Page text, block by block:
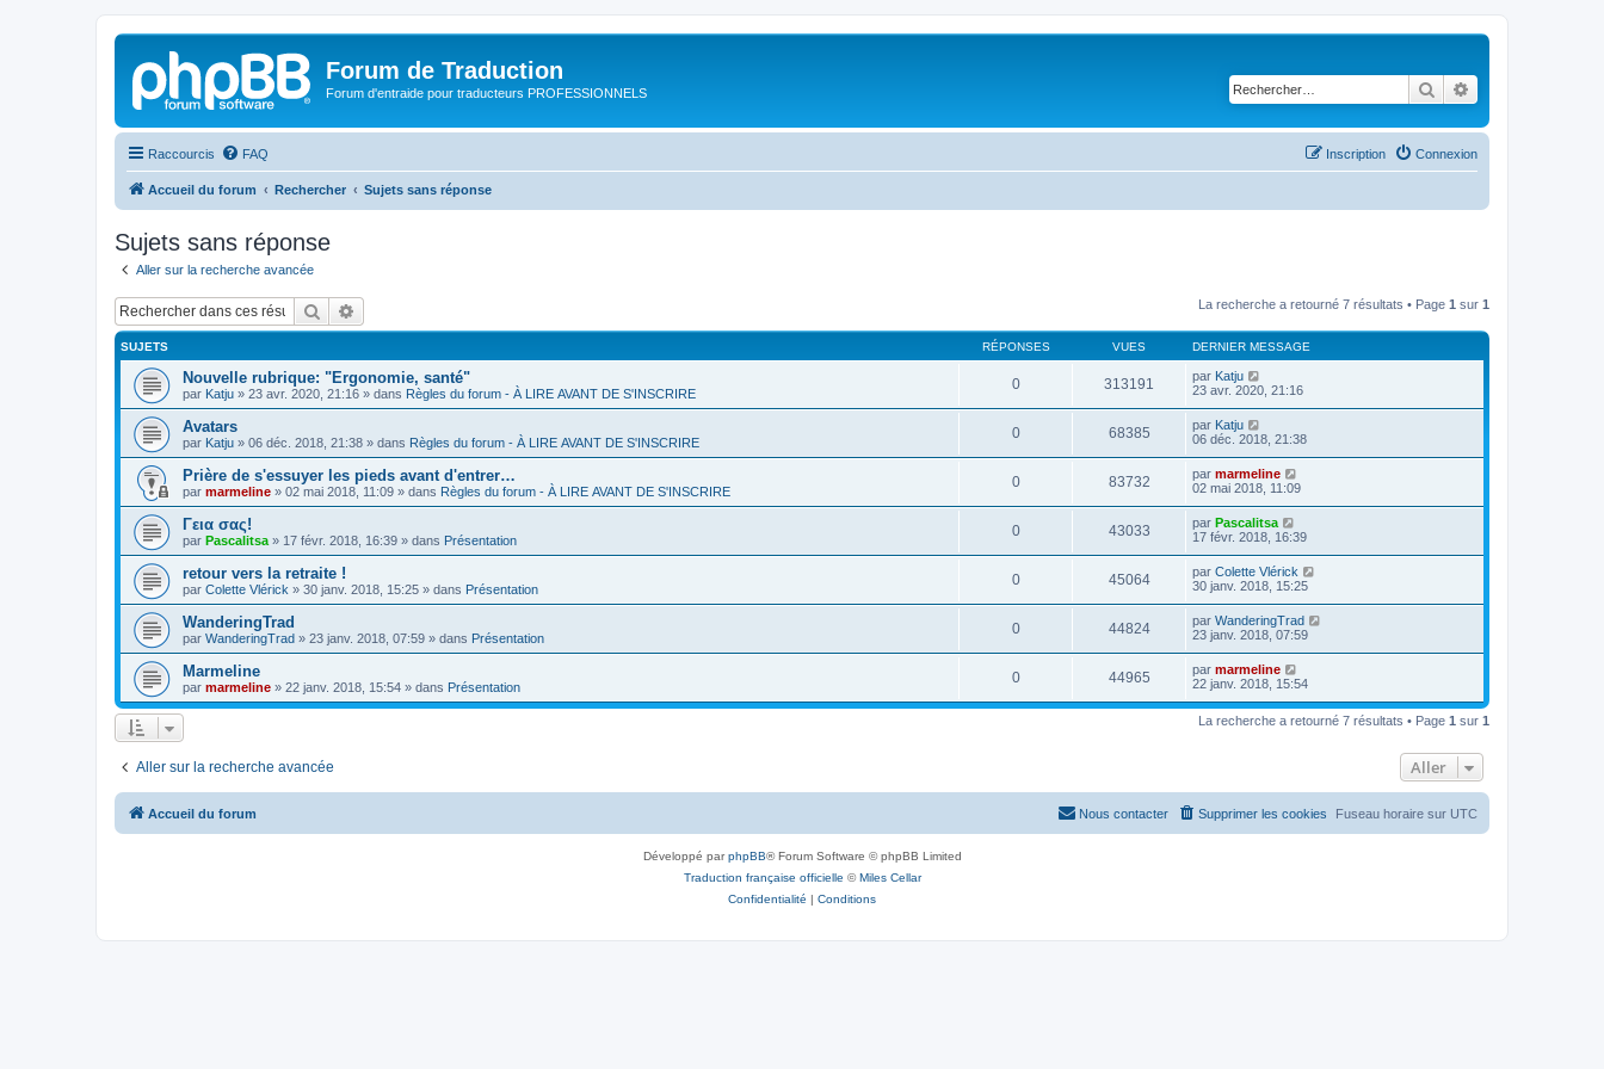
Forum de Traduction
Forum d'entraide pour traducteurs PROFESSIONNELS Rechercher
Raccourcis FAQ Connexion
Inscription
Accueil du forum Rechercher Sujets sans réponse
Sujets sans réponse
Aller sur la recherche avancée
Rechercher La recherche a retourné 7 résultats • Page 1 sur 1
SUJETS RÉPONSES VUES DERNIER MESSAGE
Nouvelle rubrique: "Ergonomie, santé"
par Katju » 23 avr. 2020, 21:16 » dans Règles du forum - À LIRE AVANT DE S'INSCRIRE
0 313191 par Katju
23 avr. 2020, 21:16
Avatars
par Katju » 06 déc. 2018, 21:38 » dans Règles du forum - À LIRE AVANT DE S'INSCRIRE
0 68385 par Katju
06 déc. 2018, 21:38
Prière de s'essuyer les pieds avant d'entrer…
par marmeline » 02 mai 2018, 11:09 » dans Règles du forum - À LIRE AVANT DE S'INSCRIRE
0 83732 par marmeline
02 mai 2018, 11:09
Γεια σας!
par Pascalitsa » 17 févr. 2018, 16:39 » dans Présentation
0 43033 par Pascalitsa
17 févr. 2018, 16:39
retour vers la retraite !
par Colette Vlérick » 30 janv. 2018, 15:25 » dans Présentation
0 45064 par Colette Vlérick
30 janv. 2018, 15:25
WanderingTrad
par WanderingTrad » 23 janv. 2018, 07:59 » dans Présentation
0 44824 par WanderingTrad
23 janv. 2018, 07:59
Marmeline
par marmeline » 22 janv. 2018, 15:54 » dans Présentation
0 44965 par marmeline
22 janv. 2018, 15:54
La recherche a retourné 7 résultats • Page 1 sur 1
Aller sur la recherche avancée Aller
Accueil du forum Fuseau horaire sur UTC
Supprimer les cookies
Nous contacter
Développé parphpBB® Forum Software © phpBB Limited
Traduction française officielle ©Miles Cellar
Confidentialité | Conditions